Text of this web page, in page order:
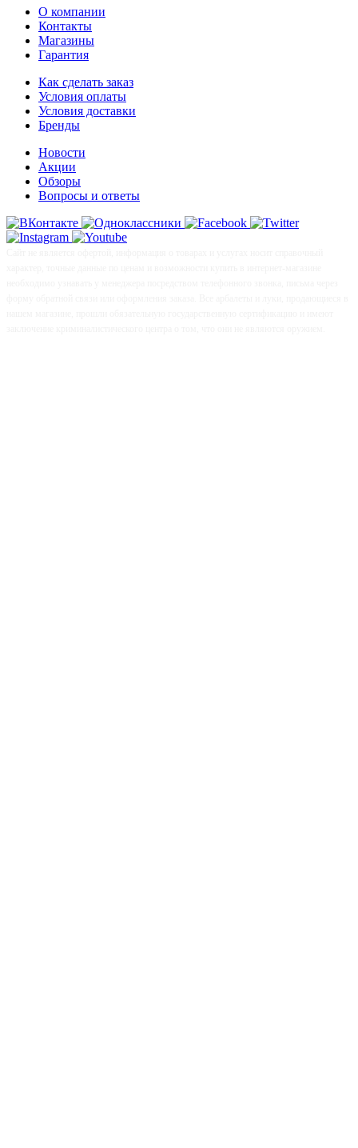
О компании
Контакты
Магазины
Гарантия
Как сделать заказ
Условия оплаты
Условия доставки
Бренды
Новости
Акции
Обзоры
Вопросы и ответы